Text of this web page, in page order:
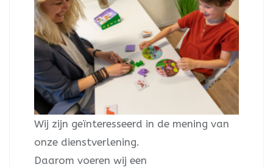
Wij zijn geïnteresseerd in de mening van
onze dienstverlening.
Daarom voeren wij een